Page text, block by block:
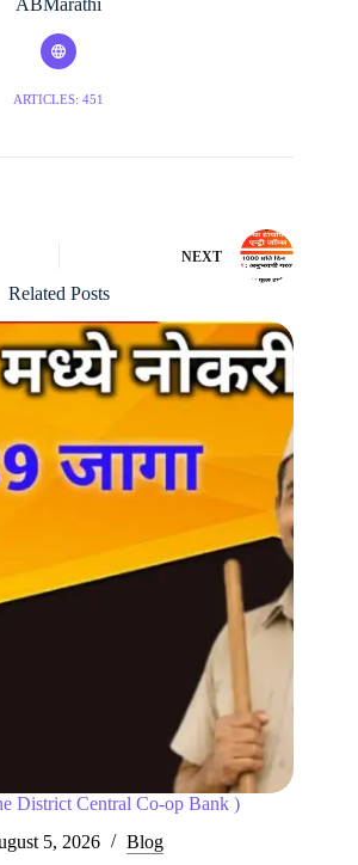
ARTICLES: 451
NEXT
Related Posts
District Central Co-op Bank )
5, 2026 Blog